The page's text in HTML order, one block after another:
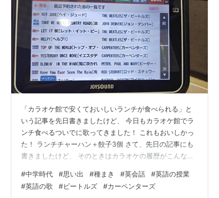
「カラオケ館で安くておいしいランチが食べられる」と
いう記事を先日書きましたけど、 今日もカラオケ館でラ
ンチ食べるついでに歌ってきました！ これもおいしかっ
た！ ランチチャーハン＋餃子3個 さて、先日の記事にも
書きましたけど、 そのときはカラオケの履歴がこんなこ
は「中学のときに英語の先生が授業で聴かせてくれた曲
プレイリスト」です。 今だからこそ「聴かせてくれた」
#中学時代 #思い出 #種まき #英会話 #英語の授業
#英語の歌 #ビートルズ #カーペンターズ